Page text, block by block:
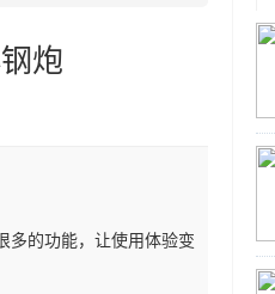
炮
多的功能，让使用体验变